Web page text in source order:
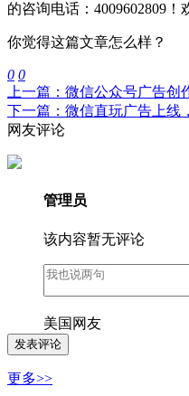
的咨询电话：4009602809！
你觉得这篇文章怎么样？
0 0
上一篇：微信公众号广告创
下一篇：微信直玩广告上线
网友评论
管理员
该内容暂无评论
美国网友
更多>>